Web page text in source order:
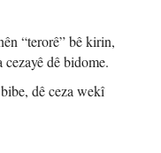
“terorê” bê kirin,
dê bidome.
dê ceza wekî